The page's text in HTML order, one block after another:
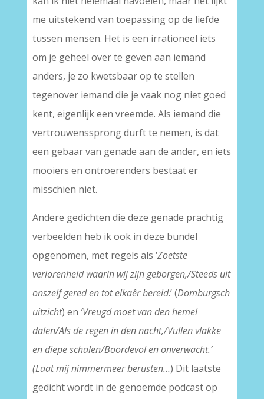
me uitstekend van toepassing op de liefde
tussen mensen. Het is een irrationeel iets
om je geheel over te geven aan iemand
anders, je zo kwetsbaar op te stellen
tegenover iemand die je vaak nog niet goed
kent, eigenlijk een vreemde. Als iemand die
vertrouwenssprong durft te nemen, is dat
een gebaar van genade aan de ander, en iets
mooiers en ontroerenders bestaat er
misschien niet.
Andere gedichten die deze genade prachtig
verbeelden heb ik ook in deze bundel
opgenomen, met regels als ‘Zoetste
verlorenheid waarin wij zijn geborgen,/Steeds uit
onszelf gered en tot elkaêr bereid.’ (Domburgsch
uitzicht) en ‘Vreugd moet van den hemel
dalen/Als de regen in den nacht,/Vullen vlakke
en diepe schalen/Boordevol en onverwacht.’
(Laat mij nimmermeer berusten…) Dit laatste
gedicht wordt in de genoemde podcast op